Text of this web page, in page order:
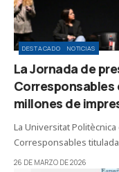
DESTACADO NOTICIAS
La Jornada de
Corresponsables
millones de
La Universitat
Corresponsables
26 DE MARZO DE 2026